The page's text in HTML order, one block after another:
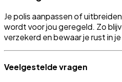
Je polis aanpassen of
wordt voor jou geregeld. Zo
verzekerd en bewaar je rust in
Veelgestelde vragen